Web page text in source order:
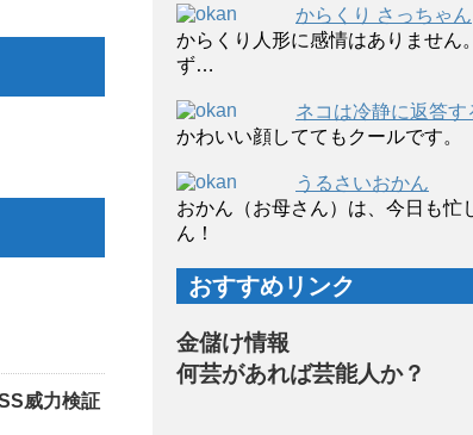
威力検証
からくり さっちゃん
からくり人形に感情はありません
ず…
ネコは冷静に返答す
かわいい顔しててもクールです。
うるさいおかん
おかん（お母さん）は、今日も忙
ん！
おすすめリンク
金儲け情報
何芸があれば芸能人か？